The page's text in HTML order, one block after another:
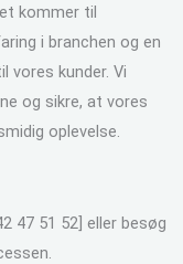
kommer til
i branchen og en
vores kunder. Vi
og sikre, at vores
oplevelse.
47 51 52] eller besøg